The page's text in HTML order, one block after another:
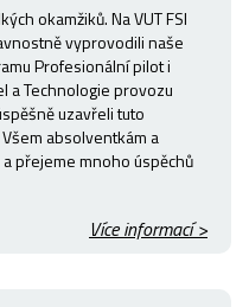
okamžiků. Na VUT FSI
vyprovodili naše
Profesionální pilot i
a Technologie provozu
uzavřeli tuto
absolventkám a
přejeme mnoho úspěchů
Více informací >